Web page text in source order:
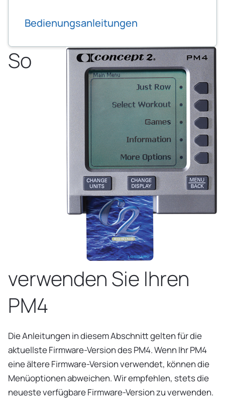
Bedienungsanleitungen
So
verwenden Sie Ihren
PM4
Die Anleitungen in diesem Abschnitt gelten für die
aktuellste Firmware-Version des PM4. Wenn Ihr PM4
eine ältere Firmware-Version verwendet, können die
Menüoptionen abweichen. Wir empfehlen, stets die
neueste verfügbare Firmware-Version zu verwenden.